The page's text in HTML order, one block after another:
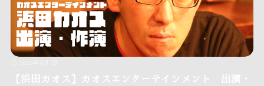
【浜田カオス】カオスエンターテインメント 出演・